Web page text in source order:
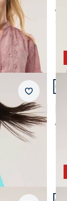
ab
ab
Merkzettel
ab
ab